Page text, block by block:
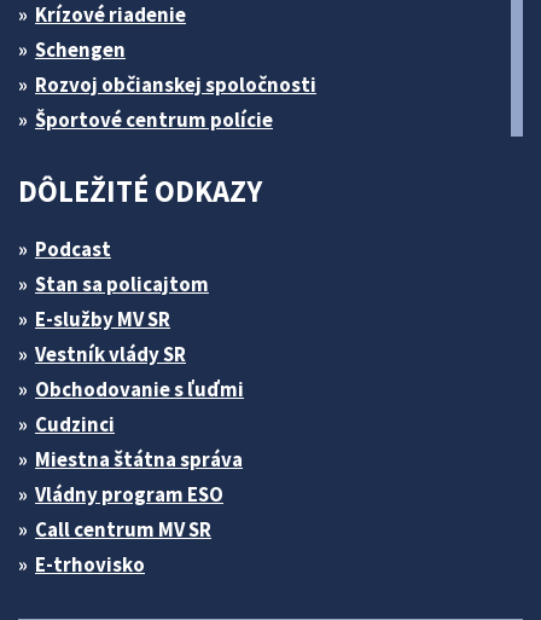
Krízové riadenie
Schengen
Rozvoj občianskej spoločnosti
Športové centrum polície
DÔLEŽITÉ ODKAZY
Podcast
Stan sa policajtom
E-služby MV SR
Vestník vlády SR
Obchodovanie s ľuďmi
Cudzinci
Miestna štátna správa
Vládny program ESO
Call centrum MV SR
E-trhovisko